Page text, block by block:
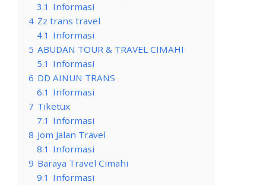
3.1 Informasi
4 Zz trans travel
4.1 Informasi
5 ABUDAN TOUR & TRAVEL CIMAHI
5.1 Informasi
6 DD AINUN TRANS
6.1 Informasi
7 Tiketux
7.1 Informasi
8 Jom Jalan Travel
8.1 Informasi
9 Baraya Travel Cimahi
9.1 Informasi